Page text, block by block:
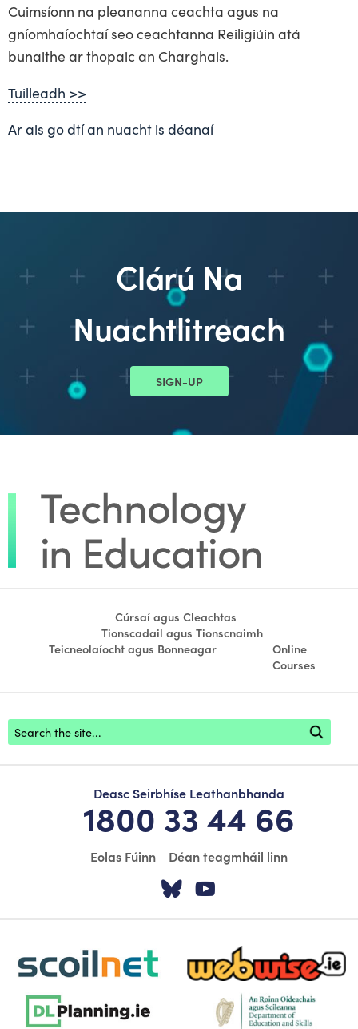
Cuimsíonn na pleananna ceachta agus na
gníomhaíochtaí seo ceachtanna Reiligiúin atá
bunaithe ar thopaic an Charghais.
Tuilleadh >>
Ar ais go dtí an nuacht is déanaí
Clárú Na
Nuachtlitreach
SIGN-UP
Cúrsaí agus Cleachtas
Tionscadail agus Tionscnaimh
Teicneolaíocht agus Bonneagar
Online
Courses
Footer search
Deasc Seirbhíse Leathanbhanda
1800 33 44 66
Eolas Fúinn Déan teagmháil linn
Tabhair cuairt ar
scoilnet-footer-logo3 webwise-logo-sticky
dlplanning-footer-logo-5 dept-education-footer-